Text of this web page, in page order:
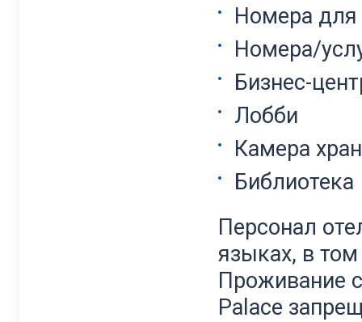
Номера
Номера/
Бизнес-
Лобби
Камера
Библиотека
Персонал
языках, в
Проживание
Palace